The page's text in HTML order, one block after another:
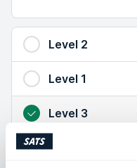
Level 2
Level 1
Level 3
Utökad kunskap om